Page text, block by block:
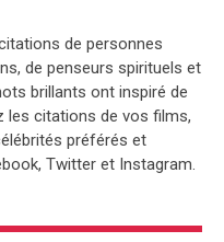
de personnes
de penseurs spirituels et
brillants ont inspiré de
les citations de vos films,
préférés et
Twitter et Instagram.